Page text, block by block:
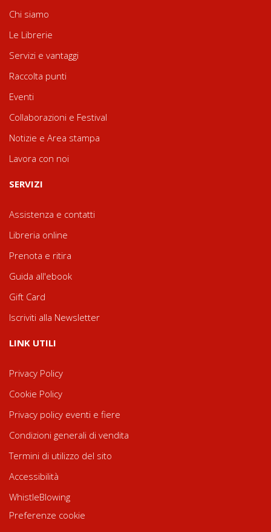
Chi siamo
Le Librerie
Servizi e vantaggi
Raccolta punti
Eventi
Collaborazioni e Festival
Notizie e Area stampa
Lavora con noi
SERVIZI
Assistenza e contatti
Libreria online
Prenota e ritira
Guida all'ebook
Gift Card
Iscriviti alla Newsletter
LINK UTILI
Privacy Policy
Cookie Policy
Privacy policy eventi e fiere
Condizioni generali di vendita
Termini di utilizzo del sito
Accessibilità
WhistleBlowing
Preferenze cookie